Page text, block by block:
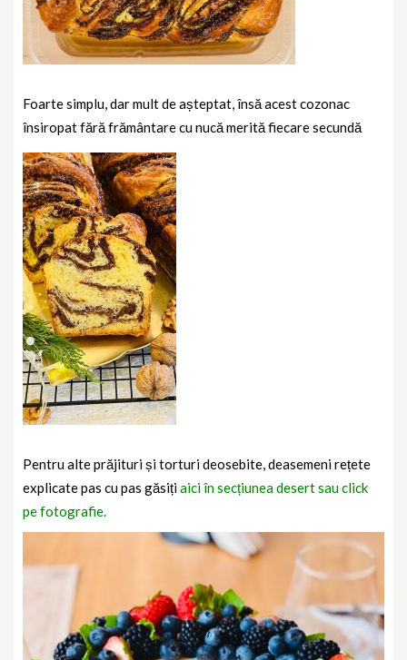
Foarte simplu, dar mult de așteptat, însă acest cozonac
însiropat fără frământare cu nucă merită fiecare secundă
Pentru alte prăjituri și torturi deosebite, deasemeni rețete
explicate pas cu pas găsițiaici în secțiunea desert sau click
pe fotografie.